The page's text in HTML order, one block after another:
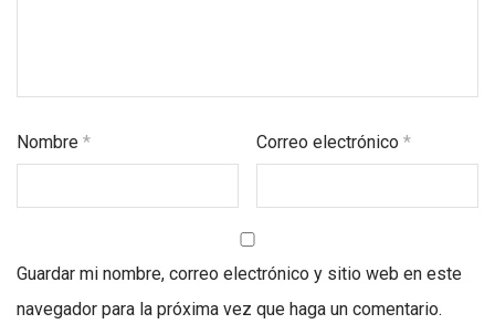
Nombre * Correo electrónico*
Guardar mi nombre, correo electrónico y sitio web en este
navegador para la próxima vez que haga un comentario.